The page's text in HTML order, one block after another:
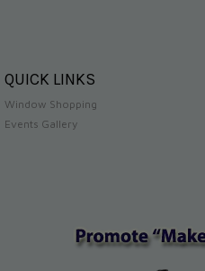
QUICK LINKS
Window Shopping
Events Gallery